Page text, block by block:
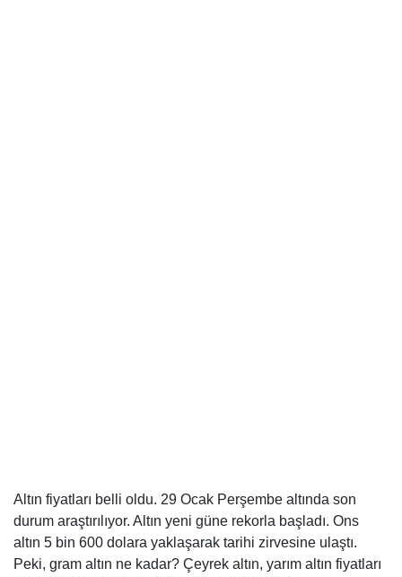
Altın fiyatları belli oldu. 29 Ocak Perşembe altında son
durum araştırılıyor. Altın yeni güne rekorla başladı. Ons
altın 5 bin 600 dolara yaklaşarak tarihi zirvesine ulaştı.
Peki, gram altın ne kadar? Çeyrek altın, yarım altın fiyatları